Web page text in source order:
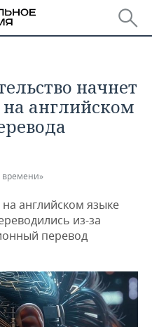
начнет
английском
времени»
английском языке
из-за
перевод